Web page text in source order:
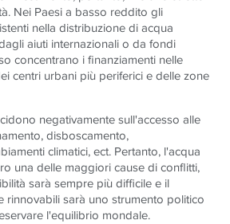
Nei Paesi a basso reddito gli
nella distribuzione di acqua
aiuti internazionali o da fondi
concentrano i finanziamenti nelle
centri urbani più periferici e delle zone
negativamente sull'accesso alle
disboscamento,
climatici, ect. Pertanto, l'acqua
una delle maggiori cause di conflitti,
sarà sempre più difficile e il
rinnovabili sarà uno strumento politico
l'equilibrio mondale.